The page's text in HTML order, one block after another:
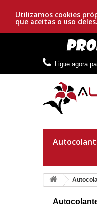
Utilizamos cookies
que aceitas o uso
Ligue agora